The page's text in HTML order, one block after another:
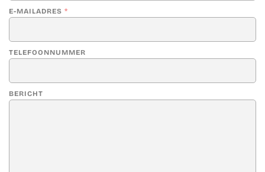
E-MAILADRES *
TELEFOONNUMMER
BERICHT